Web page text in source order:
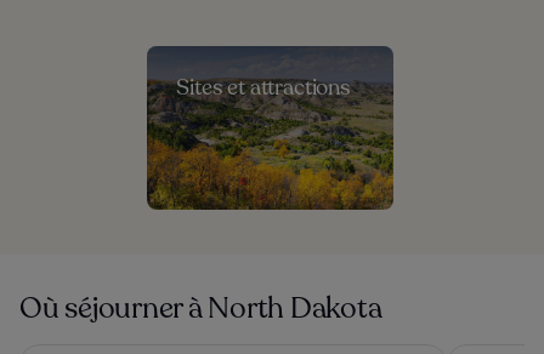
Sites et attractions
Où séjourner à North Dakota